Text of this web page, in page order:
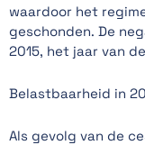
waardoor het
geschonden. De
2015, het jaar van
Belastbaarheid in
Als gevolg van de